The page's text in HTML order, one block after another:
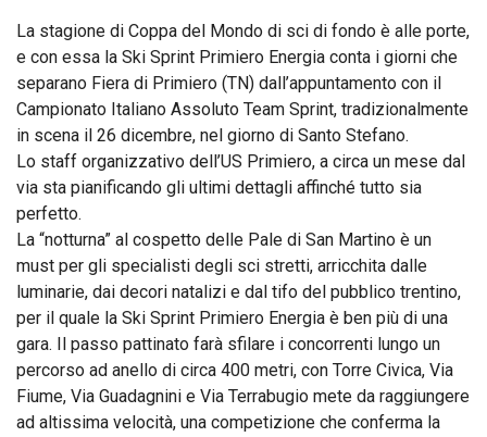
La stagione di Coppa del Mondo di sci di fondo è alle porte,
e con essa la Ski Sprint Primiero Energia conta i giorni che
separano Fiera di Primiero (TN) dall’appuntamento con il
Campionato Italiano Assoluto Team Sprint, tradizionalmente
in scena il 26 dicembre, nel giorno di Santo Stefano.
Lo staff organizzativo dell’US Primiero, a circa un mese dal
via sta pianificando gli ultimi dettagli affinché tutto sia
perfetto.
La “notturna” al cospetto delle Pale di San Martino è un
must per gli specialisti degli sci stretti, arricchita dalle
luminarie, dai decori natalizi e dal tifo del pubblico trentino,
per il quale la Ski Sprint Primiero Energia è ben più di una
gara. Il passo pattinato farà sfilare i concorrenti lungo un
percorso ad anello di circa 400 metri, con Torre Civica, Via
Fiume, Via Guadagnini e Via Terrabugio mete da raggiungere
ad altissima velocità, una competizione che conferma la